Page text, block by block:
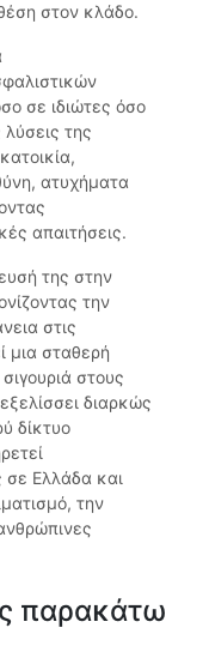
στον κλάδο.
σε ιδιώτες όσο
λύσεις της
ατυχήματα
απαιτήσεις.
της στην
την
στις
μια σταθερή
στους
διαρκώς
δίκτυο
Ελλάδα και
την
παρακάτω